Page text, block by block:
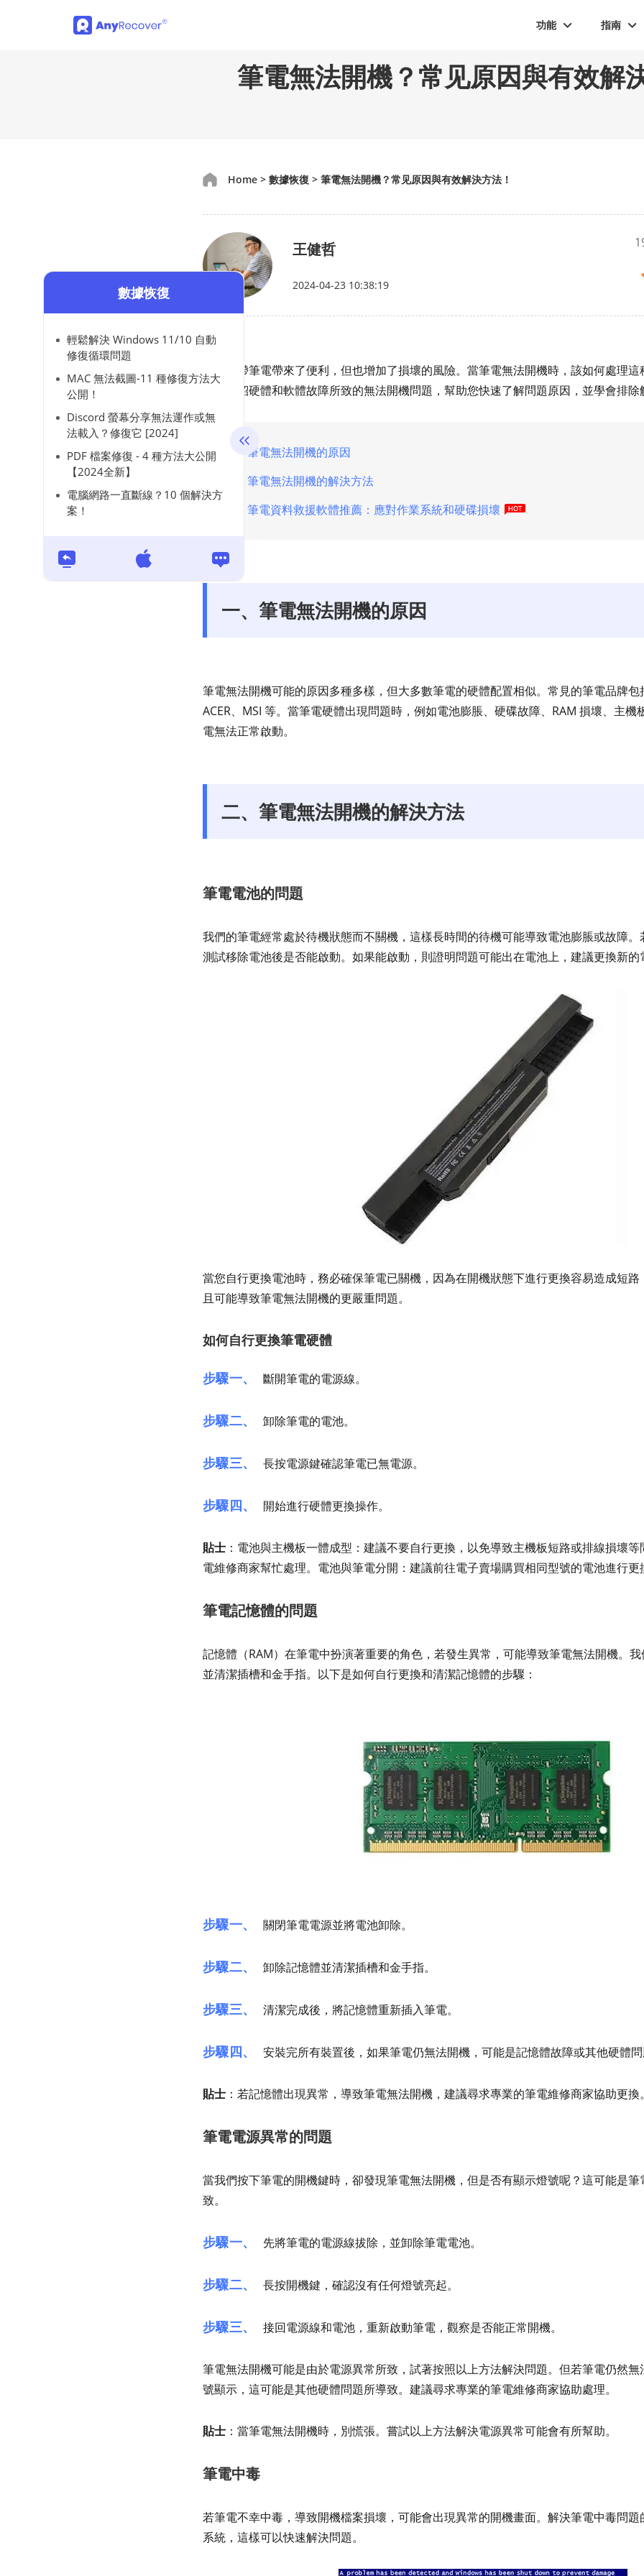
功能 指南
筆電無法開機？常见原因與有效解
數據恢復
輕鬆解決 Windows 11/10 自動
修復循環問題
MAC 無法截圖-11 種修復方法大
公開！
Discord 螢幕分享無法運作或無
法載入？修復它 [2024]
PDF 檔案修復 - 4 種方法大公開
【2024全新】
電腦網路一直斷線？10 個解決方
案！
Home > 數據恢復 > 筆電無法開機？常见原因與有效解決方法！
王健哲
2024-04-23 10:38:19
隨身攜帶筆電帶來了便利，但也增加了損壞的風險。當筆電無法開機時，該如何處理
分別介紹硬體和軟體故障所致的無法開機問題，幫助您快速了解問題原因，並學會排除
一、筆電無法開機的原因
二、筆電無法開機的解決方法
三、筆電資料救援軟體推薦：應對作業系統和硬碟損壞
一、筆電無法開機的原因
筆電無法開機可能的原因多種多樣，但大多數筆電的硬體配置相似。常見的筆電品牌包
ACER、MSI 等。當筆電硬體出現問題時，例如電池膨脹、硬碟故障、RAM 損壞、主機
電無法正常啟動。
二、筆電無法開機的解決方法
筆電電池的問題
我們的筆電經常處於待機狀態而不關機，這樣長時間的待機可能導致電池膨脹或故障
測試移除電池後是否能啟動。如果能啟動，則證明問題可能出在電池上，建議更換新的
當您自行更換電池時，務必確保筆電已關機，因為在開機狀態下進行更換容易造成短路
且可能導致筆電無法開機的更嚴重問題。
如何自行更換筆電硬體
步驟一、 斷開筆電的電源線。
步驟二、 卸除筆電的電池。
步驟三、 長按電源鍵確認筆電已無電源。
步驟四、 開始進行硬體更換操作。
貼士 ：電池與主機板一體成型：建議不要自行更換，以免導致主機板短路或排線損壞
電維修商家幫忙處理。電池與筆電分開：建議前往電子賣場購買相同型號的電池進行更
筆電記憶體的問題
記憶體（RAM）在筆電中扮演著重要的角色，若發生異常，可能導致筆電無法開機。
並清潔插槽和金手指。以下是如何自行更換和清潔記憶體的步驟：
步驟一、 關閉筆電電源並將電池卸除。
步驟二、 卸除記憶體並清潔插槽和金手指。
步驟三、 清潔完成後，將記憶體重新插入筆電。
步驟四、 安裝完所有裝置後，如果筆電仍無法開機，可能是記憶體故障或其他硬體問
貼士 ：若記憶體出現異常，導致筆電無法開機，建議尋求專業的筆電維修商家協助更換。
筆電電源異常的問題
當我們按下筆電的開機鍵時，卻發現筆電無法開機，但是否有顯示燈號呢？這可能是
致。
步驟一、 先將筆電的電源線拔除，並卸除筆電電池。
步驟二、 長按開機鍵，確認沒有任何燈號亮起。
步驟三、 接回電源線和電池，重新啟動筆電，觀察是否能正常開機。
筆電無法開機可能是由於電源異常所致，試著按照以上方法解決問題。但若筆電仍然
號顯示，這可能是其他硬體問題所導致。建議尋求專業的筆電維修商家協助處理。
貼士 ：當筆電無法開機時，別慌張。嘗試以上方法解決電源異常可能會有所幫助。
筆電中毒
若筆電不幸中毒，導致開機檔案損壞，可能會出現異常的開機畫面。解決筆電中毒問
系統，這樣可以快速解決問題。